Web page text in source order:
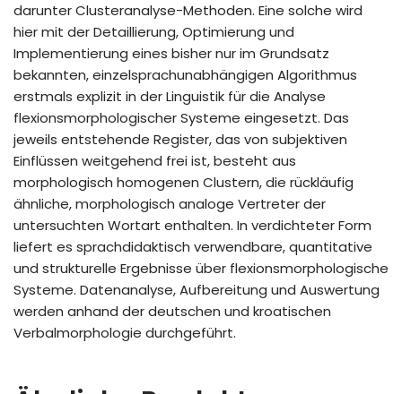
darunter Clusteranalyse-Methoden. Eine solche wird
hier mit der Detaillierung, Optimierung und
Implementierung eines bisher nur im Grundsatz
bekannten, einzelsprachunabhängigen Algorithmus
erstmals explizit in der Linguistik für die Analyse
flexionsmorphologischer Systeme eingesetzt. Das
jeweils entstehende Register, das von subjektiven
Einflüssen weitgehend frei ist, besteht aus
morphologisch homogenen Clustern, die rückläufig
ähnliche, morphologisch analoge Vertreter der
untersuchten Wortart enthalten. In verdichteter Form
liefert es sprachdidaktisch verwendbare, quantitative
und strukturelle Ergebnisse über flexionsmorphologische
Systeme. Datenanalyse, Aufbereitung und Auswertung
werden anhand der deutschen und kroatischen
Verbalmorphologie durchgeführt.